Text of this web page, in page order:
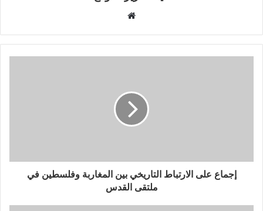
إجماع على الارتباط التاريخي بين المغاربة وفلسطين في
ملتقى القدس